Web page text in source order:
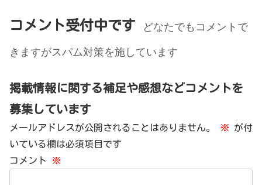
コメント受付中です
どなたでもコメントで
きますがスパム対策を施しています
掲載情報に関する補足や感想などコメントを
募集しています
メールアドレスが公開されることはありません。 ※ が付
いている欄は必須項目です
コメント
※